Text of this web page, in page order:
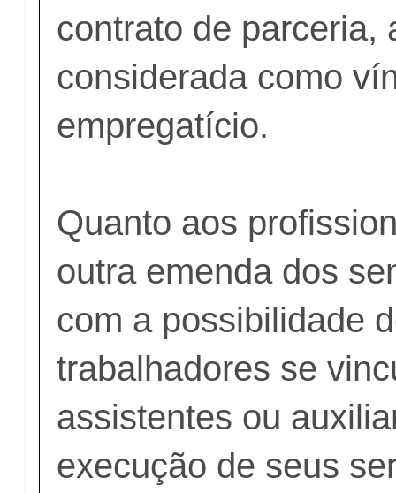
contrato de parceria,
considerada como
empregatício.
Quanto aos
outra emenda dos
com a possibilidade
trabalhadores se
assistentes ou
execução de seus